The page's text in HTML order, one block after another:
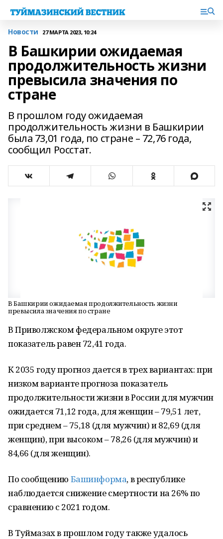
Новости 27 МАРТА 2023, 10:24
В Башкирии ожидаемая
продолжительность жизни
превысила значения по
стране
В прошлом году ожидаемая
продолжительность жизни в Башкирии
была 73,01 года, по стране – 72,76 года,
сообщил Росстат.
В Башкирии ожидаемая продолжительность жизни
превысила значения по стране
В Приволжском федеральном округе этот
показатель равен 72,41 года.
К 2035 году прогноз дается в трех вариантах: при
низком варианте прогноза показатель
продолжительности жизни в России для мужчин
ожидается 71,12 года, для женщин – 79,51 лет,
при среднем – 75,18 (для мужчин) и 82,69 (для
женщин), при высоком – 78,26 (для мужчин) и
84,66 (для женщин).
По сообщению Башинформа, в республике
наблюдается снижение смертности на 26% по
сравнению с 2021 годом.
В Туймазах в прошлом году также удалось